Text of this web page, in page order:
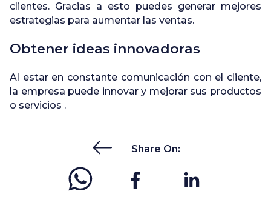
clientes. Gracias a esto puedes generar mejores
estrategias para aumentar las ventas.
Obtener ideas innovadoras
Al estar en constante comunicación con el cliente,
la empresa puede innovar y mejorar sus productos
o servicios .
Share On: